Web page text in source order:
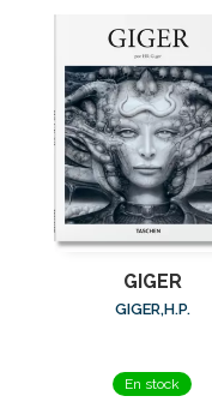
GIGER
GIGER,H.P.
En stock